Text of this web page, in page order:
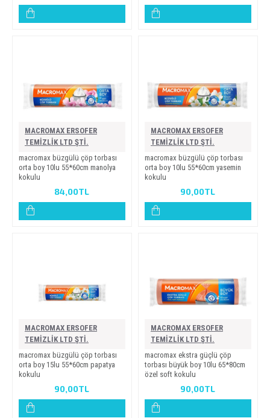
MACROMAX ERSOFER
TEMİZLİK LTD ŞTİ.
macromax büzgülü çöp torbasi
orta boy 10lu 55*60cm manolya
kokulu
84,00TL
MACROMAX ERSOFER
TEMİZLİK LTD ŞTİ.
macromax büzgülü çöp torbasi
orta boy 10lu 55*60cm yasemi̇n
kokulu
90,00TL
MACROMAX ERSOFER
TEMİZLİK LTD ŞTİ.
macromax büzgülü çöp torbasi
orta boy 15lu 55*60cm papatya
kokulu
90,00TL
MACROMAX ERSOFER
TEMİZLİK LTD ŞTİ.
macromax ekstra güçlü çöp
torbasi büyük boy 10lu 65*80cm
özel soft kokulu
90,00TL